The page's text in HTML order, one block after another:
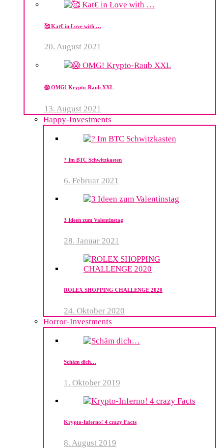
🥰 Kat€ in Love with …
20. August 2021
😱 OMG! Krypto-Raub XXL
13. August 2021
Happy-Investments
? Im BTC Schwitzkasten
6. Februar 2021
3 Ideen zum Valentinstag
28. Januar 2021
ROLEX SHOPPING CHALLENGE 2020
24. Oktober 2020
Horror-Investments
Schäm dich…
1. Oktober 2019
Krypto-Inferno! 4 crazy Facts
8. August 2019